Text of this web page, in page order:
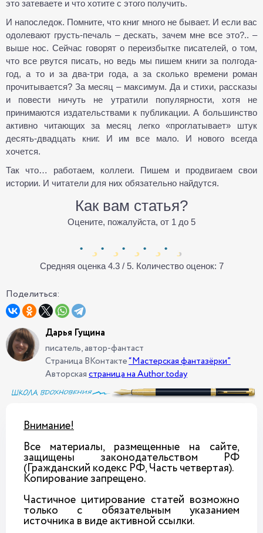
это затеваете и что хотите с этого получить.
И напоследок. Помните, что книг много не бывает. И если вас
одолевают грусть-печаль – дескать, зачем мне все это?.. –
выше нос. Сейчас говорят о переизбытке писателей, о том,
что все рвутся писать, но ведь мы пишем книги за полгода-
год, а то и за два-три года, а за сколько времени роман
прочитывается? За месяц – максимум. Да и стихи, рассказы
и повести ничуть не утратили популярности, хотя не
принимаются издательствами к публикации. А большинство
активно читающих за месяц легко «проглатывает» штук
десять-двадцать книг. И им все мало. И нового всегда
хочется.
Так что… работаем, коллеги. Пишем и продвигаем свои
истории. И читатели для них обязательно найдутся.
Как вам статья?
Оцените, пожалуйста, от 1 до 5
Средняя оценка 4.3/ 5. Количество оценок: 7
Поделиться:
Дарья Гущина
писатель, автор-фантаст
Страница ВКонтакте“Мастерская фантазёрки”
Авторскаястраница на Author.today
Внимание!
Все материалы, размещенные на сайте,
защищены законодательством РФ
(Гражданский кодекс РФ, Часть четвертая).
Копирование запрещено.
Частичное цитирование статей возможно
только с обязательным указанием
источника в виде активной ссылки.